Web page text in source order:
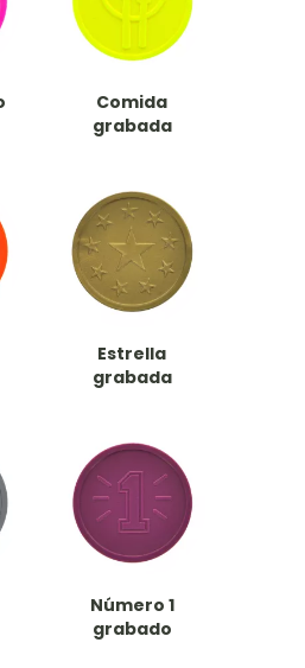
Comida
grabada
Estrella
grabada
Número 1
grabado